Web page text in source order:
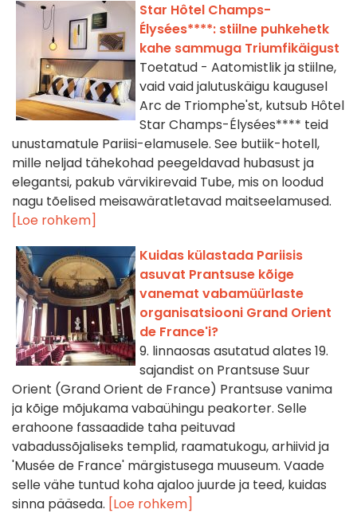
Star Hôtel Champs-
Élysées****: stiilne puhkehetk
kahe sammuga Triumfikäigust
Toetatud - Aatomistlik ja stiilne,
vaid vaid jalutuskäigu kaugusel
Arc de Triomphe'st, kutsub Hôtel
Star Champs-Élysées**** teid
unustamatule Pariisi-elamusele. See butiik-hotell,
mille neljad tähekohad peegeldavad hubasust ja
elegantsi, pakub värvikirevaid Tube, mis on loodud
nagu tõelised meisawäratletavad maitseelamused.
[Loe rohkem]
Kuidas külastada Pariisis
asuvat Prantsuse kõige
vanemat vabamüürlaste
organisatsiooni Grand Orient
de France'i?
9. linnaosas asutatud alates 19.
sajandist on Prantsuse Suur
Orient (Grand Orient de France) Prantsuse vanima
ja kõige mõjukama vabaühingu peakorter. Selle
erahoone fassaadide taha peituvad
vabadussõjaliseks templid, raamatukogu, arhiivid ja
'Musée de France' märgistusega muuseum. Vaade
selle vähe tuntud koha ajaloo juurde ja teed, kuidas
sinna pääseda. [Loe rohkem]